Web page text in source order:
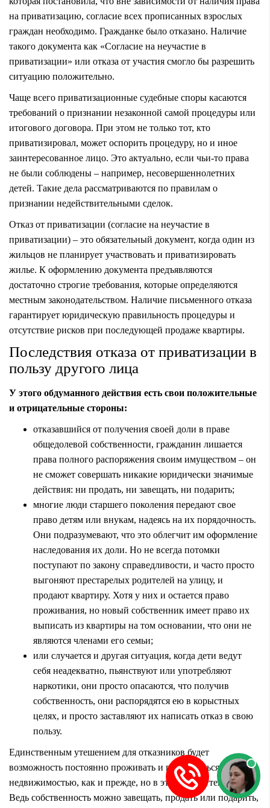
на приватизацию, согласие всех прописанных взрослых
граждан необходимо. Гражданке было отказано. Наличие
такого документа как «Согласие на неучастие в
приватизации» или отказа от участия смогло бы разрешить
ситуацию положительно.
Чаще всего приватизационные судебные споры касаются
требований о признании незаконной самой процедуры или
итогового договора. При этом не только тот, кто
приватизировал, может оспорить процедуру, но и иное
заинтересованное лицо. Это актуально, если чьи-то права
не были соблюдены – например, несовершеннолетних
детей. Такие дела рассматриваются по правилам о
признании недействительными сделок.
Отказ от приватизации (согласие на неучастие в
приватизации) – это обязательный документ, когда один из
жильцов не планирует участвовать и приватизировать
жилье. К оформлению документа предъявляются
достаточно строгие требования, которые определяются
местным законодательством. Наличие письменного отказа
гарантирует юридическую правильность процедуры и
отсутствие рисков при последующей продаже квартиры.
Последствия отказа от приватизации в
пользу другого лица
У этого обдуманного действия есть свои положительные
и отрицательные стороны:
отказавшийся от получения своей доли в праве
общедолевой собственности, гражданин лишается
права полного распоряжения своим имуществом – он
не сможет совершать никакие юридически значимые
действия: ни продать, ни завещать, ни подарить;
многие люди старшего поколения передают свое
право детям или внукам, надеясь на их порядочность.
Они подразумевают, что это облегчит им оформление
наследования их доли. Но не всегда потомки
поступают по закону справедливости, и часто просто
выгоняют престарелых родителей на улицу, и
продают квартиру. Хотя у них и остается право
проживания, но новый собственник имеет право их
выписать из квартиры на том основании, что они не
являются членами его семьи;
или случается и другая ситуация, когда дети ведут
себя неадекватно, пьянствуют или употребляют
наркотики, они просто опасаются, что получив
собственность, они распорядятся ею в корыстных
целях, и просто заставляют их написать отказ в свою
пользу.
Единственным утешением для отказников будет
возможность постоянно проживать и пользоваться
недвижимостью, как и прежде, но в этом мало утешения.
Ведь собственность можно завещать, продать или подарить,